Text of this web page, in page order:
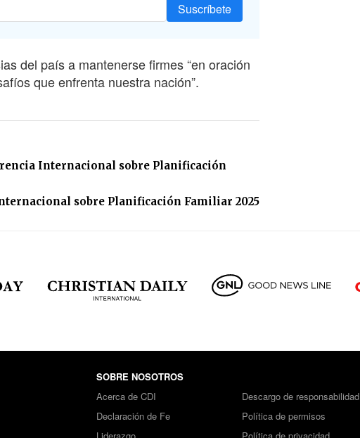
Suscríbete
del país a mantenerse firmes “en oración
que enfrenta nuestra nación”.
Internacional sobre Planificación
sobre Planificación Familiar 2025
SOBRE NOSOTROS
Acerca de CDI
Declaración de Fe
Descargo de responsabilidad
Política de permisos